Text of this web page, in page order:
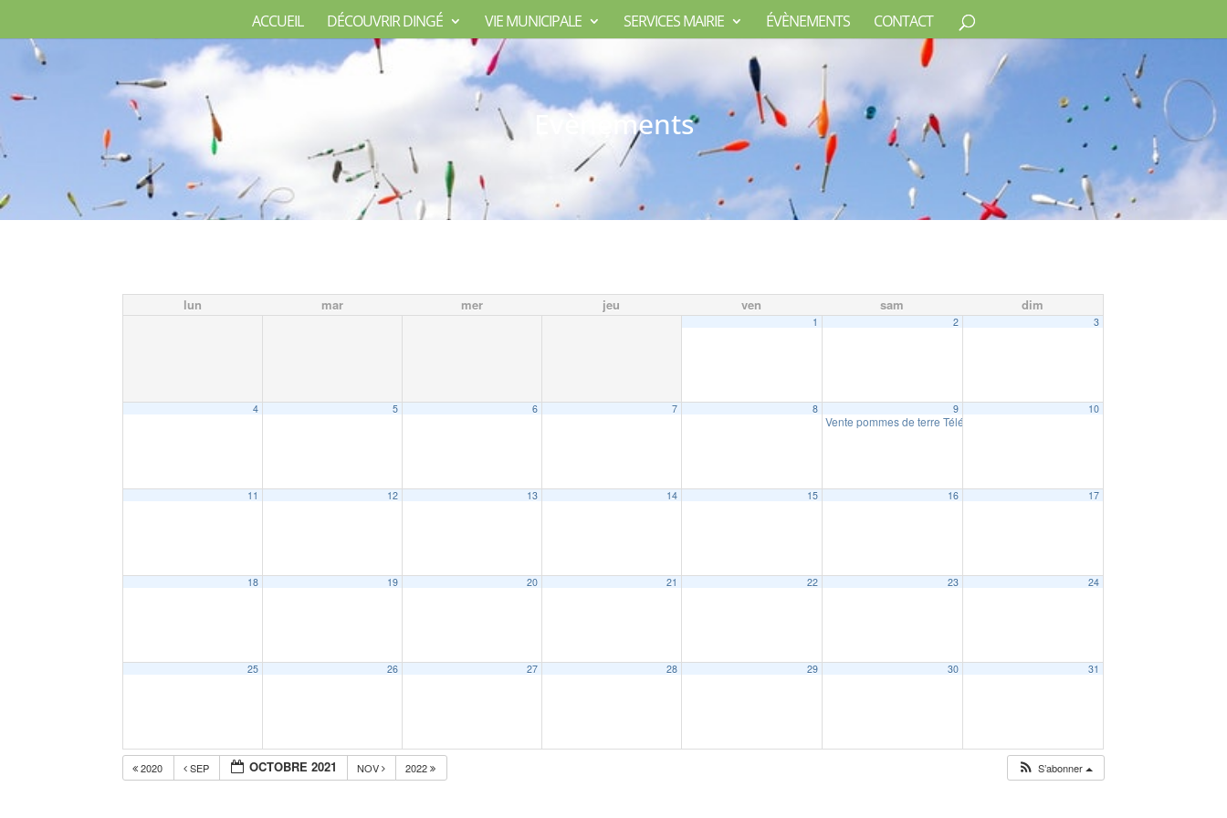
ACCUEIL DÉCOUVRIR DINGÉ VIE MUNICIPALE SERVICES MAIRIE ÉVÈNEMENTS CONTACT
Evènements
lun mar mer jeu ven sam dim
1 2 3
4 5 6 7 8 9
Vente pommes de terre Téléthon
10
11 12 13 14 15 16 17
18 19 20 21 22 23 24
25 26 27 28 29 30 31
2020 SEP OCTOBRE 2021 NOV 2022 S’abonner